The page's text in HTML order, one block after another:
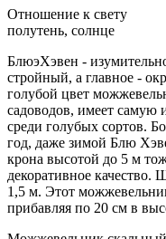
Отношение к свету
полутень, солнце
БлюэХэвен -
стройный, а главное -
голубой цвет
садоводов, имеет самую
среди голубых сортов.
год, даже зимой Блю
крона высотой до 5 м
декоративное качество.
1,5 м. Этот
прибавляя по 20 см в